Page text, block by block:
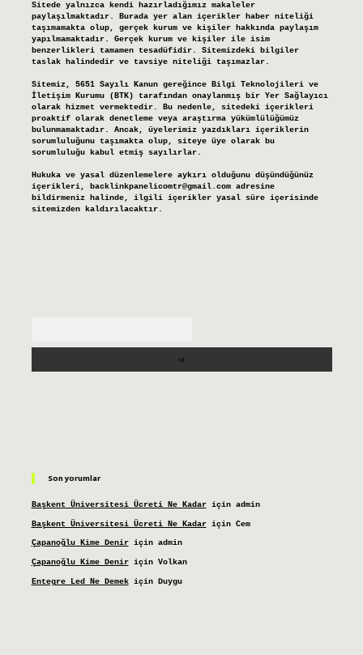
Sitede yalnızca kendi hazırladığımız makaleler
paylaşılmaktadır. Burada yer alan içerikler haber niteliği
taşımamakta olup, gerçek kurum ve kişiler hakkında paylaşım
yapılmamaktadır. Gerçek kurum ve kişiler ile isim
benzerlikleri tamamen tesadüfidir. Sitemizdeki bilgiler
taslak halindedir ve tavsiye niteliği taşımazlar.
Sitemiz, 5651 Sayılı Kanun gereğince Bilgi Teknolojileri ve
İletişim Kurumu (BTK) tarafından onaylanmış bir Yer Sağlayıcı
olarak hizmet vermektedir. Bu nedenle, sitedeki içerikleri
proaktif olarak denetleme veya araştırma yükümlülüğümüz
bulunmamaktadır. Ancak, üyelerimiz yazdıkları içeriklerin
sorumluluğunu taşımakta olup, siteye üye olarak bu
sorumluluğu kabul etmiş sayılırlar.
Hukuka ve yasal düzenlemelere aykırı olduğunu düşündüğünüz
içerikleri, backlinkpanelicomtr@gmail.comadresine
bildirmeniz halinde, ilgili içerikler yasal süre içerisinde
sitemizden kaldırılacaktır.
Son yorumlar
Başkent Üniversitesi Ücreti Ne Kadariçin admin
Başkent Üniversitesi Ücreti Ne Kadariçin Cem
Çapanoğlu Kime Deniriçin admin
Çapanoğlu Kime Deniriçin Volkan
Entegre Led Ne Demekiçin Duygu